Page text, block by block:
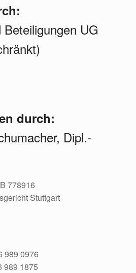
UG
durch:
Dipl.-
778916
Stuttgart
989 0976
989 1875